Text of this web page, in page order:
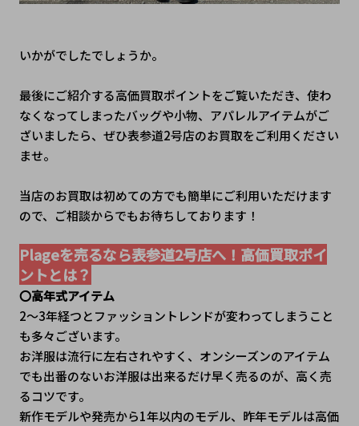
いかがでしたでしょうか。
最後にご紹介する高価買取ポイントをご覧いただき、使わ
なくなってしまったバッグや小物、アパレルアイテムがご
ざいましたら、ぜひ表参道2号店のお買取をご利用ください
ませ。
当店のお買取は初めての方でも簡単にご利用いただけます
ので、ご相談からでもお待ちしております！
Plageを売るなら表参道2号店へ！高価買取ポイ
ントとは？
〇高年式アイテム
2～3年経つとファッショントレンドが変わってしまうこと
も多々ございます。
お洋服は流行に左右されやすく、オンシーズンのアイテム
でも出番のないお洋服は出来るだけ早く売るのが、高く売
るコツです。
新作モデルや発売から1年以内のモデル、昨年モデルは高価